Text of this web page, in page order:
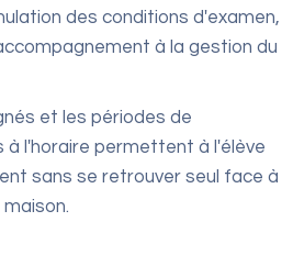
des conditions d'examen,
à la gestion du
et les périodes de
l'horaire permettent à l'élève
sans se retrouver seul face à